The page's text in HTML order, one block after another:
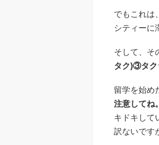
でもこれは
シティーに
そして、そ
タク)③タク
留学を始め
注意してね
キドキして
訳ないです